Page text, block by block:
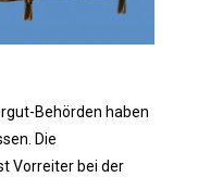
Behörden haben
Die
Vorreiter bei der